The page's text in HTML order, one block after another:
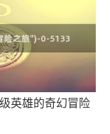
英雄的奇幻冒险